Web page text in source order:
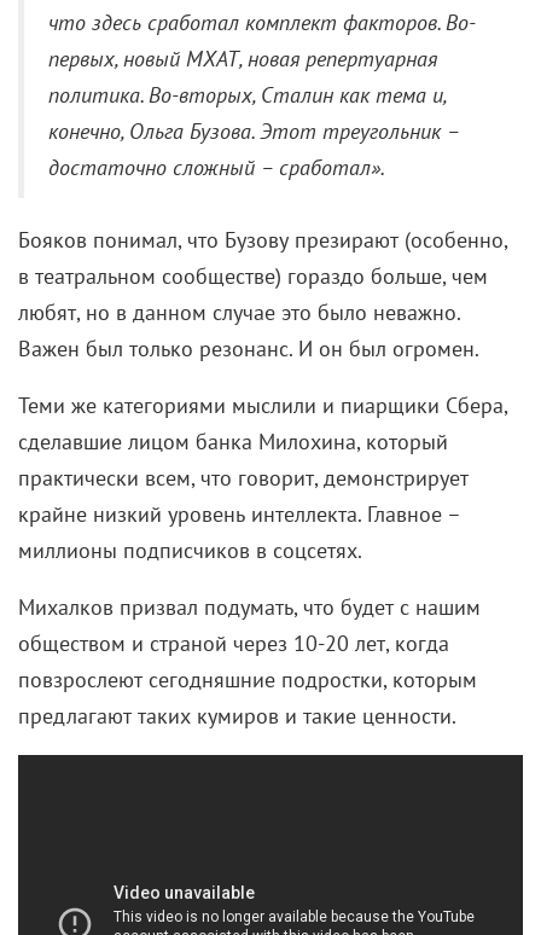
что здесь сработал комплект факторов. Во-
первых, новый МХАТ, новая репертуарная
политика. Во-вторых, Сталин как тема и,
конечно, Ольга Бузова. Этот треугольник –
достаточно сложный – сработал».
Бояков понимал, что Бузову презирают (особенно,
в театральном сообществе) гораздо больше, чем
любят, но в данном случае это было неважно.
Важен был только резонанс. И он был огромен.
Теми же категориями мыслили и пиарщики Сбера,
сделавшие лицом банка Милохина, который
практически всем, что говорит, демонстрирует
крайне низкий уровень интеллекта. Главное –
миллионы подписчиков в соцсетях.
Михалков призвал подумать, что будет с нашим
обществом и страной через 10-20 лет, когда
повзрослеют сегодняшние подростки, которым
предлагают таких кумиров и такие ценности.